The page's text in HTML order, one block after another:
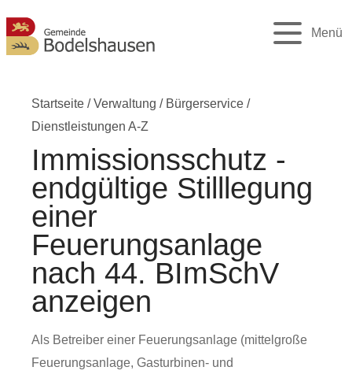
Menü
Startseite /Verwaltung / Bürgerservice /
Dienstleistungen A-Z
Immissionsschutz -
endgültige Stilllegung
einer
Feuerungsanlage
nach 44. BImSchV
anzeigen
Als Betreiber einer Feuerungsanlage (mittelgroße
Feuerungsanlage, Gasturbinen- und